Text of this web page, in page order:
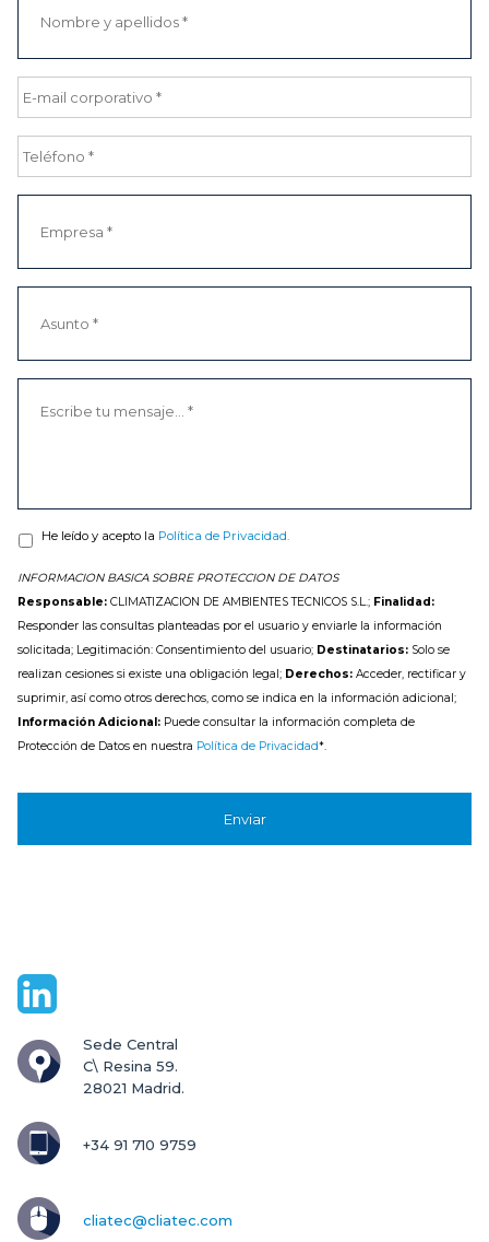
He leído y acepto la Política de Privacidad.
INFORMACION BASICA SOBRE PROTECCION DE DATOS
Responsable: CLIMATIZACION DE AMBIENTES TECNICOS S.L.; Finalidad:
Responder las consultas planteadas por el usuario y enviarle la información
solicitada; Legitimación: Consentimiento del usuario; Destinatarios: Solo se
realizan cesiones si existe una obligación legal; Derechos: Acceder, rectificar y
suprimir, así como otros derechos, como se indica en la información adicional;
Información Adicional: Puede consultar la información completa de
Protección de Datos en nuestra Política de Privacidad*.
Sede Central
C\ Resina 59.
28021 Madrid.
+34 91 710 9759
cliatec@cliatec.com